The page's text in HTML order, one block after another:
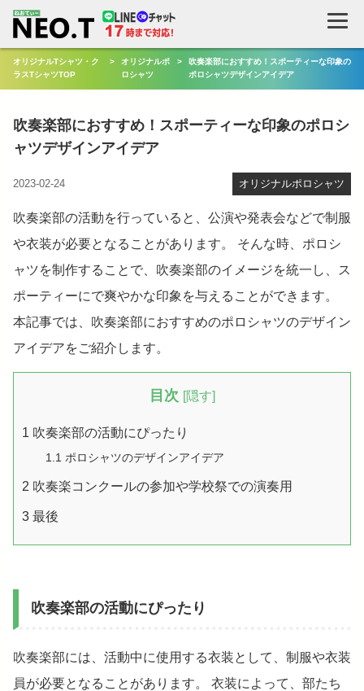
オリジナルTシャツ・ク
ラスTシャツTOP
>
オリジナルポ
ロシャツ
>
吹奏楽部におすすめ！スポーティーな印象の
ポロシャツデザインアイデア
吹奏楽部におすすめ！スポーティーな印象のポロシ
ャツデザインアイデア
2023-02-24 オリジナルポロシャツ
吹奏楽部の活動を行っていると、公演や発表会などで制服
や衣装が必要となることがあります。 そんな時、ポロシ
ャツを制作することで、吹奏楽部のイメージを統一し、ス
ポーティーにで爽やかな印象を与えることができます。
本記事では、吹奏楽部におすすめのポロシャツのデザイン
アイデアをご紹介します。
目次 [隠す]
1 吹奏楽部の活動にぴったり
1.1 ポロシャツのデザインアイデア
2 吹奏楽コンクールの参加や学校祭での演奏用
3 最後
吹奏楽部の活動にぴったり
吹奏楽部には、活動中に使用する衣装として、制服や衣装
員が必要となることがあります。 衣装によって、部たち
検
索